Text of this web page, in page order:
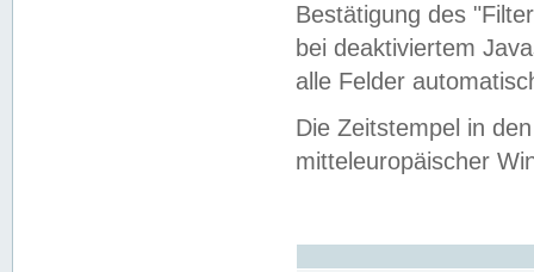
Bestätigung des
bei deaktiviertem
alle Felder
Die Zeitstempel in
mitteleuropäischer